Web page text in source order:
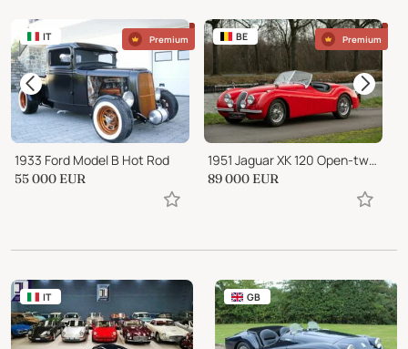
IT Premium
1933 Ford Model B Hot Rod
55 000 EUR
BE Premium
1951 Jaguar XK 120 Open-two-seater
89 000 EUR
IT GB